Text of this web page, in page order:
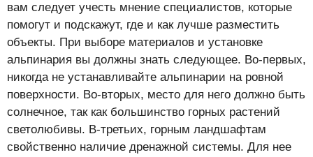
вам следует учесть мнение специалистов, которые
помогут и подскажут, где и как лучше разместить
объекты. При выборе материалов и установке
альпинария вы должны знать следующее. Во-первых,
никогда не устанавливайте альпинарии на ровной
поверхности. Во-вторых, место для него должно быть
солнечное, так как большинство горных растений
светолюбивы. В-третьих, горным ландшафтам
свойственно наличие дренажной системы. Для нее